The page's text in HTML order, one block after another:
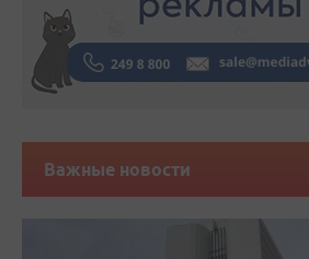
Важные новости